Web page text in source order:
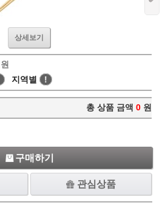
상세보기
원
지역별 !
총 상품 금액 0 원
구매하기
관심상품